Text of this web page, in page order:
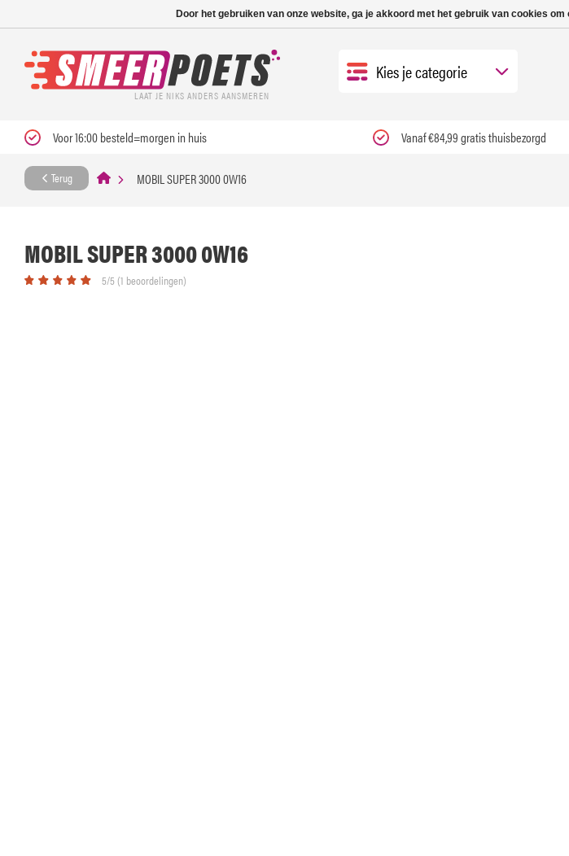
Nieuwe levertijd: 1 tot 3 werkdagen | Nu 25% korting op
LAAT JE NIKS ANDERS AANSMEREN
Kies je categorie
Voor 16:00 besteld=morgen in huis Vanaf €84,99 gratis thuisbezorgd
Terug MOBIL SUPER 3000 0W16
MOBIL SUPER 3000 0W16
5/5 (1 beoordelingen)
Door het gebruiken van onze website, ga je akkoord met het gebruik van cookies